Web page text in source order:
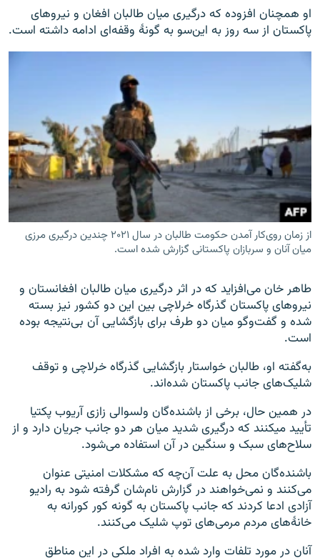
او همچنان افزوده که درگیری میان طالبان افغان و نیروهای
پاکستان از سه روز به این‌سو به گونهٔ وقفه‌ای ادامه داشته است.
از زمان روی‌کار آمدن حکومت طالبان در سال ۲۰۲۱ چندین درگیری مرزی
میان آنان و سربازان پاکستانی گزارش شده است.
طاهر خان می‌افزاید که در اثر درگیری میان طالبان افغانستان و
نیروهای پاکستان گذرگاه خرلاچی بین این دو کشور نیز بسته
شده و گفت‌وگو میان دو طرف برای بازگشایی آن بی‌نتیجه بوده
است.
به‌گفته او، طالبان خواستار بازگشایی گذرگاه خرلاچی و توقف
شلیک‌های جانب پاکستان شده‌اند.
در همین حال، برخی از باشنده‌گان ولسوالی زازی آریوب پکتیا
تأیید می‎کنند که درگیری شدید میان هر دو جانب جریان دارد و از
سلاح‌های سبک و سنگین در آن استفاده می‌شود.
باشنده‌گان محل به علت آن‌چه که مشکلات امنیتی عنوان
می‌کنند و نمی‌خواهند در گزارش نام‌شان گرفته شود به رادیو
آزادی ادعا کردند که جانب پاکستان به گونه کور کورانه به
خانهٔ‌های مردم مرمی‌های توپ شلیک می‌کنند.
آنان در مورد تلفات وارد شده به افراد ملکی در این مناطق